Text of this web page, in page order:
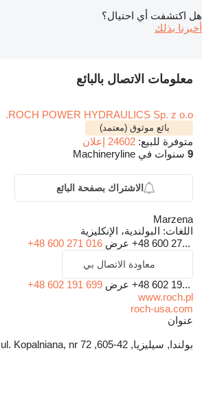
هل اكتشفت أي احتيال؟
أخبرنا بذلك
معلومات الاتصال بالبائع
ROCH POWER HYDRAULICS Sp. z o.o.
بائع موثوق (معتمد)
متوفرة للبيع: 24602 إعلان
9 سنوات في Machineryline
الاشتراك بصفحة البائع
Marzena
اللغات: البولندية، الإنكليزية
+48 600 27... عرض +48 600 271 016
معاودة الاتصال بي
+48 602 19... عرض +48 602 191 699
www.roch.pl
roch-usa.com
عنوان
بولندا, سيليزيا, 42-605, Tarnowskie Góry, ul. Kopalniana, nr 72